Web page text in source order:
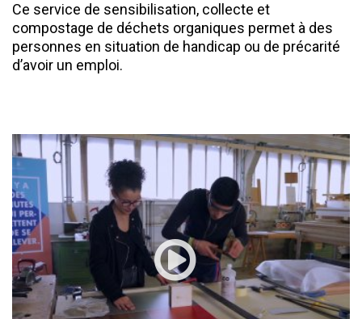
Ce service de sensibilisation, collecte et
compostage de déchets organiques permet à des
personnes en situation de handicap ou de précarité
d’avoir un emploi.